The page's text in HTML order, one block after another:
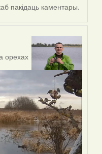
пакідаць каментары.
орехах